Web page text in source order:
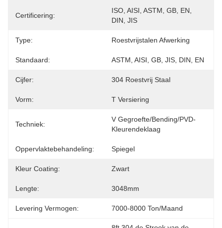
Certificering:
ISO, AISI, ASTM, GB, EN,
DIN, JIS
Type: Roestvrijstalen Afwerking
Standaard: ASTM, AISI, GB, JIS, DIN, EN
Cijfer: 304 Roestvrij Staal
Vorm: T Versiering
Techniek:
V Gegroefte/Bending/PVD-
Kleurendeklaag
Oppervlaktebehandeling: Spiegel
Kleur Coating: Zwart
Lengte: 3048mm
Levering Vermogen: 7000-8000 Ton/maand